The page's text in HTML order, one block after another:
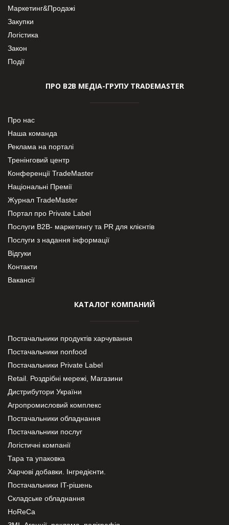
Маркетинг&Продажі
Закупки
Логістика
Закон
Події
ПРО В2В МЕДІА-ГРУПУ TRADEMASTER
Про нас
Наша команда
Реклама на порталі
Тренінговий центр
Конференції TradeMaster
Національні Премії
Журнал TradeMaster
Портал про Private Label
Послуги В2В- маркетингу та PR для клієнтів
Послуги з надання інформації
Відгуки
Контакти
Вакансії
КАТАЛОГ КОМПАНИЙ
Постачальники продуктів харчування
Постачальники nonfood
Постачальники Private Label
Retail. Роздрібні мережі, Магазини
Дистрибутори України
Агропромисловий комплекс
Постачальники обладнання
Постачальники послуг
Логістичні компанії
Тара та упаковка
Харчові добавки. Інгредієнти.
Постачальники IT-рішень
Складське обладнання
HoReCa